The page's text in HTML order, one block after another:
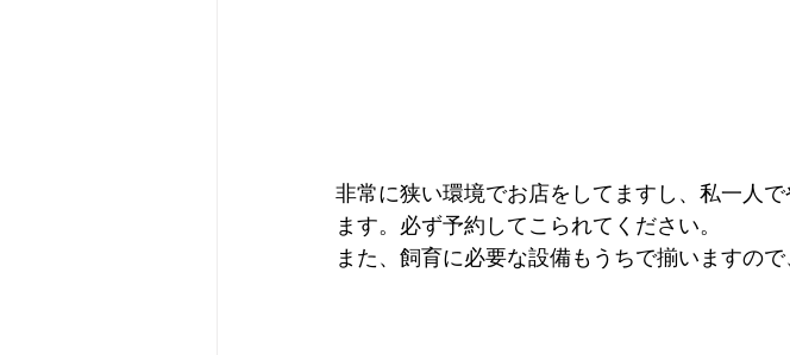
非常に狭い環境でお店をしてますし、私一人
ます。必ず予約してこられてください。
また、飼育に必要な設備もうちで揃いますの